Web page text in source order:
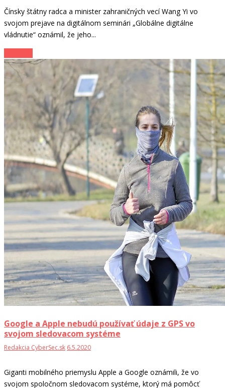
Čínsky štátny radca a minister zahraničných vecí Wang Yi vo
svojom prejave na digitálnom seminári „Globálne digitálne
vládnutie“ oznámil, že jeho...
Google a Apple nebudú používať údaje z GPS vo
svojom sledovacom systéme
Redakcia CyberSec.sk 6.5.2020
Giganti mobilného priemyslu Apple a Google oznámili, že vo
svojom spoločnom sledovacom systéme, ktorý má pomôcť